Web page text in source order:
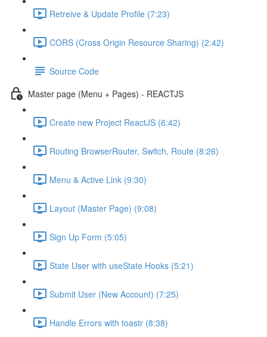
Retreive & Update Profile (7:23)
CORS (Cross Origin Resource Sharing) (2:42)
Source Code
Master page (Menu + Pages) - REACTJS
Create new Project ReactJS (6:42)
Routing BrowserRouter, Switch, Route (8:26)
Menu & Active Link (9:30)
Layout (Master Page) (9:08)
Sign Up Form (5:05)
State User with useState Hooks (5:21)
Submit User (New Account) (7:25)
Handle Errors with toastr (8:38)